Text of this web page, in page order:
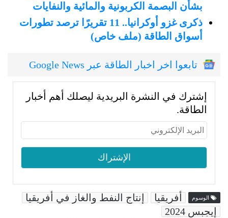
بشأن البصمة الكربونية والمائية والنفايات
ذكرى غزو أوكرانيا.. 11 تقريرًا ترصد تطورات
أسواق الطاقة (ملف خاص)
تابعوا اخر اخبار الطاقة عبر Google News
إشترك في النشرة البريدية ليصلك أهم أخبار
الطاقة.
الوسوم أفريقيا
إنتاج النفط والغاز في أفريقيا
إيجبس 2024